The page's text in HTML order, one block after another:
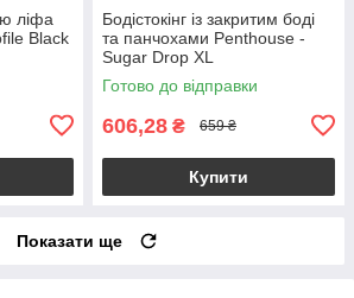
ліфа
Black
Бодістокінг із закритим боді
та панчохами Penthouse -
Sugar Drop XL
Готово до відправки
606,28 ₴ 659 ₴
Купити
Показати ще